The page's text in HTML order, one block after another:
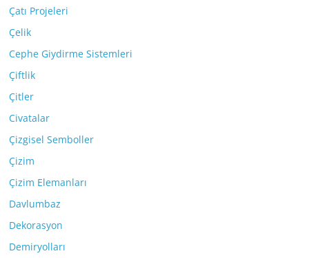
Çatı Projeleri
Çelik
Cephe Giydirme Sistemleri
Çiftlik
Çitler
Civatalar
Çizgisel Semboller
Çizim
Çizim Elemanları
Davlumbaz
Dekorasyon
Demiryolları